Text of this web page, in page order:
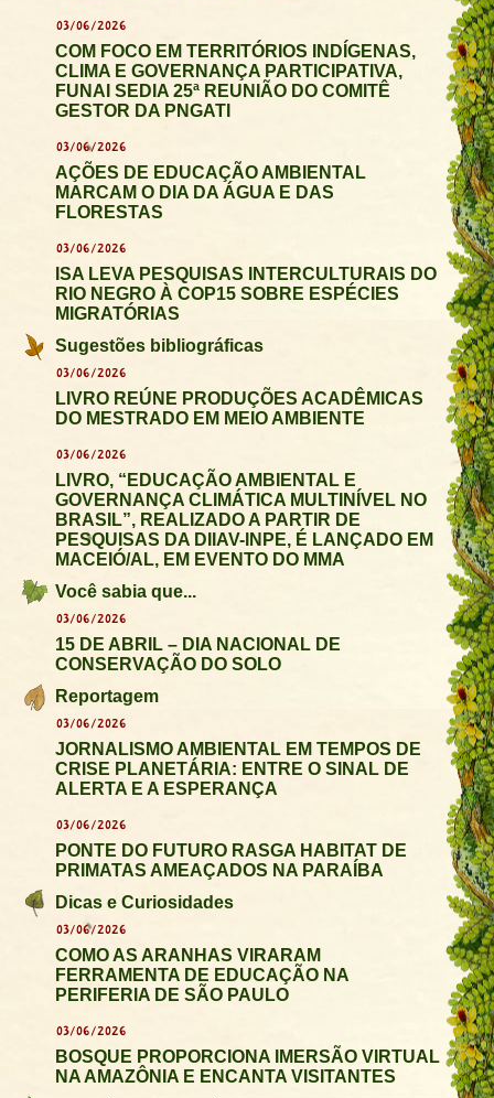
03/06/2026
COM FOCO EM TERRITÓRIOS INDÍGENAS,
CLIMA E GOVERNANÇA PARTICIPATIVA,
FUNAI SEDIA 25ª REUNIÃO DO COMITÊ
GESTOR DA PNGATI
03/06/2026
AÇÕES DE EDUCAÇÃO AMBIENTAL
MARCAM O DIA DA ÁGUA E DAS
FLORESTAS
03/06/2026
ISA LEVA PESQUISAS INTERCULTURAIS DO
RIO NEGRO À COP15 SOBRE ESPÉCIES
MIGRATÓRIAS
Sugestões bibliográficas
03/06/2026
LIVRO REÚNE PRODUÇÕES ACADÊMICAS
DO MESTRADO EM MEIO AMBIENTE
03/06/2026
LIVRO, “EDUCAÇÃO AMBIENTAL E
GOVERNANÇA CLIMÁTICA MULTINÍVEL NO
BRASIL”, REALIZADO A PARTIR DE
PESQUISAS DA DIIAV-INPE, É LANÇADO EM
MACEIÓ/AL, EM EVENTO DO MMA
Você sabia que...
03/06/2026
15 DE ABRIL – DIA NACIONAL DE
CONSERVAÇÃO DO SOLO
Reportagem
03/06/2026
JORNALISMO AMBIENTAL EM TEMPOS DE
CRISE PLANETÁRIA: ENTRE O SINAL DE
ALERTA E A ESPERANÇA
03/06/2026
PONTE DO FUTURO RASGA HABITAT DE
PRIMATAS AMEAÇADOS NA PARAÍBA
Dicas e Curiosidades
03/06/2026
COMO AS ARANHAS VIRARAM
FERRAMENTA DE EDUCAÇÃO NA
PERIFERIA DE SÃO PAULO
03/06/2026
BOSQUE PROPORCIONA IMERSÃO VIRTUAL
NA AMAZÔNIA E ENCANTA VISITANTES